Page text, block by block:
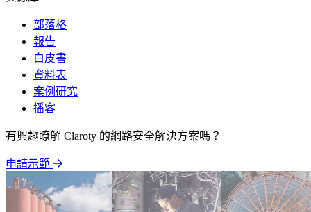
部落格
報告
白皮書
資料表
案例研究
播客
有興趣瞭解 Claroty 的網路安全解決方案嗎？
申請示範